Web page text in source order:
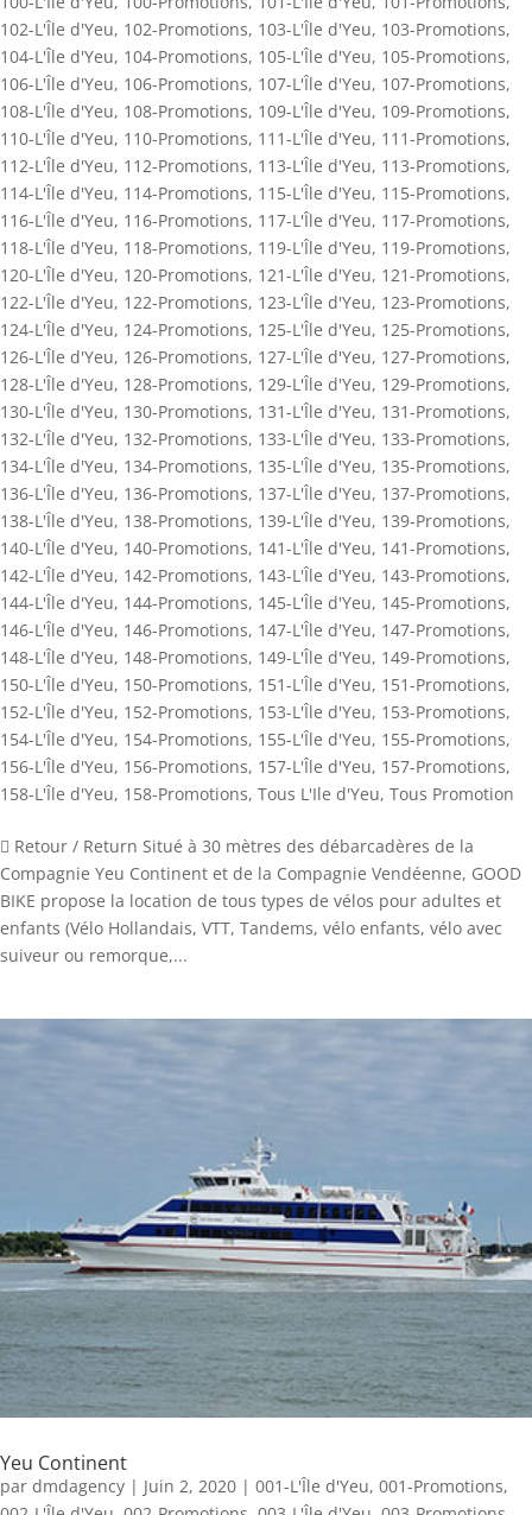
102-L'Île d'Yeu, 102-Promotions, 103-L'Île d'Yeu, 103-Promotions,
104-L'Île d'Yeu, 104-Promotions, 105-L'Île d'Yeu, 105-Promotions,
106-L'Île d'Yeu, 106-Promotions, 107-L'Île d'Yeu, 107-Promotions,
108-L'Île d'Yeu, 108-Promotions, 109-L'Île d'Yeu, 109-Promotions,
110-L'Île d'Yeu, 110-Promotions, 111-L'Île d'Yeu, 111-Promotions,
112-L'Île d'Yeu, 112-Promotions, 113-L'Île d'Yeu, 113-Promotions,
114-L'Île d'Yeu, 114-Promotions, 115-L'Île d'Yeu, 115-Promotions,
116-L'Île d'Yeu, 116-Promotions, 117-L'Île d'Yeu, 117-Promotions,
118-L'Île d'Yeu, 118-Promotions, 119-L'Île d'Yeu, 119-Promotions,
120-L'Île d'Yeu, 120-Promotions, 121-L'Île d'Yeu, 121-Promotions,
122-L'Île d'Yeu, 122-Promotions, 123-L'Île d'Yeu, 123-Promotions,
124-L'Île d'Yeu, 124-Promotions, 125-L'Île d'Yeu, 125-Promotions,
126-L'Île d'Yeu, 126-Promotions, 127-L'Île d'Yeu, 127-Promotions,
128-L'Île d'Yeu, 128-Promotions, 129-L'Île d'Yeu, 129-Promotions,
130-L'Île d'Yeu, 130-Promotions, 131-L'Île d'Yeu, 131-Promotions,
132-L'Île d'Yeu, 132-Promotions, 133-L'Île d'Yeu, 133-Promotions,
134-L'Île d'Yeu, 134-Promotions, 135-L'Île d'Yeu, 135-Promotions,
136-L'Île d'Yeu, 136-Promotions, 137-L'Île d'Yeu, 137-Promotions,
138-L'Île d'Yeu, 138-Promotions, 139-L'Île d'Yeu, 139-Promotions,
140-L'Île d'Yeu, 140-Promotions, 141-L'Île d'Yeu, 141-Promotions,
142-L'Île d'Yeu, 142-Promotions, 143-L'Île d'Yeu, 143-Promotions,
144-L'Île d'Yeu, 144-Promotions, 145-L'Île d'Yeu, 145-Promotions,
146-L'Île d'Yeu, 146-Promotions, 147-L'Île d'Yeu, 147-Promotions,
148-L'Île d'Yeu, 148-Promotions, 149-L'Île d'Yeu, 149-Promotions,
150-L'Île d'Yeu, 150-Promotions, 151-L'Île d'Yeu, 151-Promotions,
152-L'Île d'Yeu, 152-Promotions, 153-L'Île d'Yeu, 153-Promotions,
154-L'Île d'Yeu, 154-Promotions, 155-L'Île d'Yeu, 155-Promotions,
156-L'Île d'Yeu, 156-Promotions, 157-L'Île d'Yeu, 157-Promotions,
158-L'Île d'Yeu, 158-Promotions, Tous L'Ile d'Yeu, Tous Promotion
 Retour / Return Situé à 30 mètres des débarcadères de la
Compagnie Yeu Continent et de la Compagnie Vendéenne, GOOD
BIKE propose la location de tous types de vélos pour adultes et
enfants (Vélo Hollandais, VTT, Tandems, vélo enfants, vélo avec
suiveur ou remorque,...
Yeu Continent
par dmdagency | Juin 2, 2020 | 001-L'Île d'Yeu, 001-Promotions,